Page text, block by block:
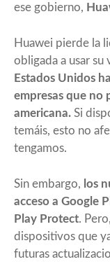
ese gobierno,
Huawei pierde la
obligada a usar su
Estados Unidos
empresas que no
americana. Si
temáis, esto no
tengamos.
Sin embargo, los
acceso a Google
Play Protect.
dispositivos que
futuras